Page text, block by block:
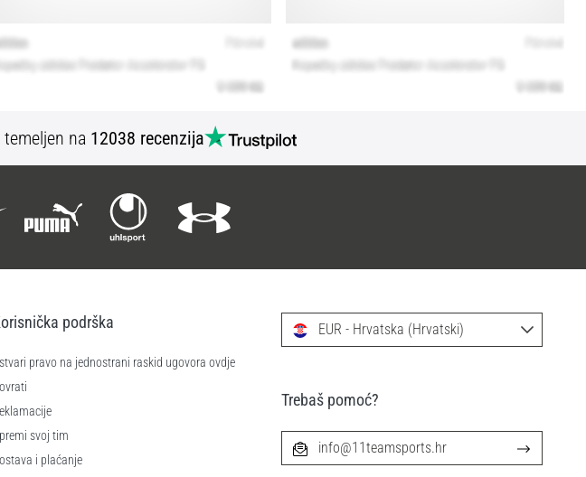
temeljen na 12038 recenzija
podrška
pravo na jednostrani raskid ugovora ovdje
svoj tim
i plaćanje
EUR - Hrvatska (Hrvatski)
Trebaš pomoć?
info@11teamsports.hr